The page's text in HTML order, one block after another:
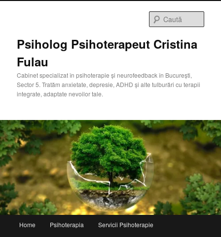
Psiholog Psihoterapeut Cristina
Fulau
Cabinet specializat în psihoterapie și neurofeedback în București,
Sector 5. Tratăm anxietate, depresie, ADHD și alte tulburări cu terapii
integrate, adaptate nevoilor tale.
Home Psihoterapia Servicii Psihoterapie
PsyChat AI Agent
Bună! Cu ce te pot ajuta?